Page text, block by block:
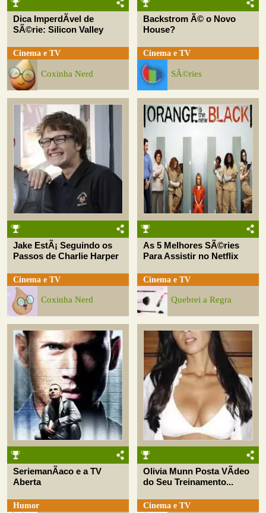
Dica ImperdÃ­vel de
SÃ©rie: Silicon Valley
Cinema e TV
Coxinha Nerd
Backstrom Ã© o Novo
House?
Cinema e TV
SÃ©ries
Jake EstÃ¡ Seguindo os
Passos de Charlie Harper
Cinema e TV
Coxinha Nerd
As 5 Melhores SÃ©ries
Para Assistir no Netflix
Cinema e TV
Quebrei a Regra
SeriemanÃ­aco e a TV
Aberta
Humor
Olivia Munn Posta VÃ­deo
do Seu Treinamento...
Cinema e TV